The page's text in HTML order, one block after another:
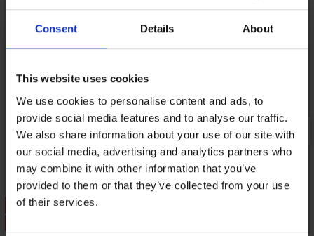
Consent Details About
This website uses cookies
We use cookies to personalise content and ads, to
provide social media features and to analyse our traffic.
We also share information about your use of our site with
our social media, advertising and analytics partners who
may combine it with other information that you’ve
provided to them or that they’ve collected from your use
of their services.
Sale